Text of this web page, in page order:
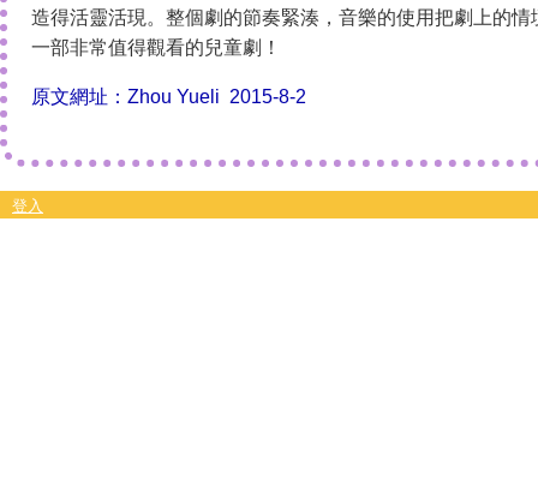
造得活靈活現。整個劇的節奏緊湊，音樂的使用把劇上的
一部非常值得觀看的兒童劇！
原文網址：Zhou Yueli 2015-8-2
登入